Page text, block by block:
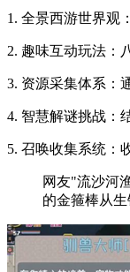
1. 全景西游世界观
2. 趣味互动玩法：
3. 资源采集体系：
4. 智慧解谜挑战：
5. 召唤收集系统：
网友"流沙河
的金箍棒从